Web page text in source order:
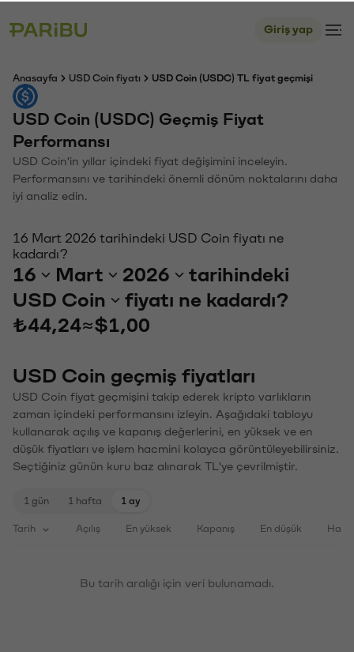
Giriş yap
Anasayfa USD Coin fiyatı USD Coin (USDC) TL fiyat geçmişi
USD Coin (USDC) Geçmiş Fiyat
Performansı
USD Coin'in yıllar içindeki fiyat değişimini inceleyin.
Performansını ve tarihindeki önemli dönüm noktalarını daha
iyi analiz edin.
16 Mart 2026 tarihindeki USD Coin fiyatı ne
kadardı?
16 Mart 2026
tarihindeki
USD Coin
fiyatı ne kadardı?
₺44,24≈$1,00
USD Coin geçmiş fiyatları
USD Coin fiyat geçmişini takip ederek kripto varlıkların
zaman içindeki performansını izleyin. Aşağıdaki tabloyu
kullanarak açılış ve kapanış değerlerini, en yüksek ve en
düşük fiyatları ve işlem hacmini kolayca görüntüleyebilirsiniz.
Seçtiğiniz günün kuru baz alınarak TL'ye çevrilmiştir.
1 gün 1 hafta 1 ay
Tarih Açılış En yüksek Kapanış En düşük
Bu tarih aralığı için veri bulunamadı.